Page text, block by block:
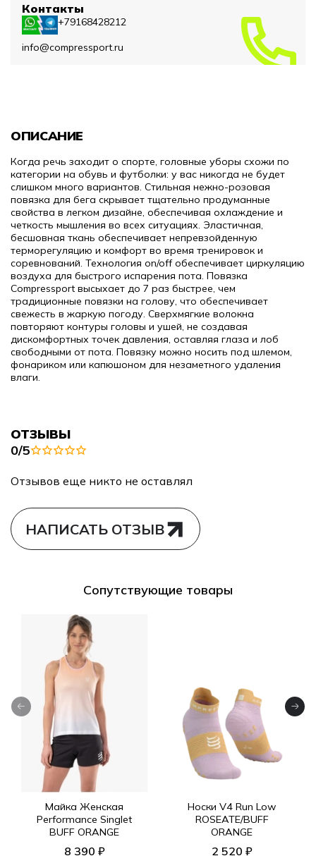
Контакты
+79168428212
info@compressport.ru
ОПИСАНИЕ
Когда речь заходит о спорте, головные уборы схожи по
категории на обувь и футболки: у вас никогда не будет
слишком много вариантов. Стильная нежно-розовая
повязка для бега скрывает тщательно продуманные
свойства в легком дизайне, обеспечивая охлаждение и
четкость мышления во всех ситуациях. Эластичная,
бесшовная ткань обеспечивает непревзойденную
терморегуляцию и комфорт во время тренировок и
соревнований. Технология on/off обеспечивает циркуляцию
воздуха для быстрого испарения пота. Повязка
Compressport высыхает до 7 раз быстрее, чем
традиционные повязки на голову, что обеспечивает
свежесть в жаркую погоду. Сверхмягкие волокна
повторяют контуры головы и ушей, не создавая
дискомфортных точек давления, оставляя глаза и лоб
свободными от пота. Повязку можно носить под шлемом,
фонариком или капюшоном для незаметного удаления
влаги.
ОТЗЫВЫ
0/5
Отзывов еще никто не оставлял
НАПИСАТЬ ОТЗЫВ
Сопутствующие товары
Майка Женская
Performance Singlet
BUFF ORANGE
8 390 ₽
Носки V4 Run Low
ROSEATE/BUFF
ORANGE
2 520 ₽